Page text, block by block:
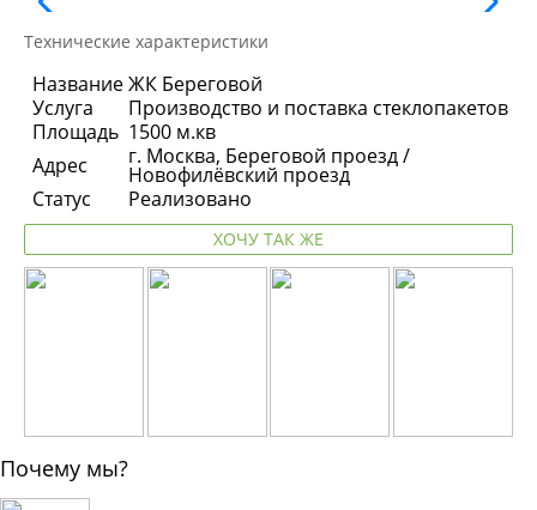
О нас
Технические характеристики
НазваниеЖК Береговой
Услуга
Производство и поставка стеклопакетов
Площадь 1500 м.кв
Адрес
г. Москва, Береговой проезд /
Новофилёвский проезд
Статус
Реализовано
ХОЧУ ТАК ЖЕ
Почему мы?